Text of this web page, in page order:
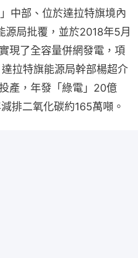
中部、位於達拉特旗境內
源局批覆，並於2018年5月
現了全容量併網發電，項
拉特旗能源局幹部楊超介
產，年發「綠電」20億
排二氧化碳約165萬噸。